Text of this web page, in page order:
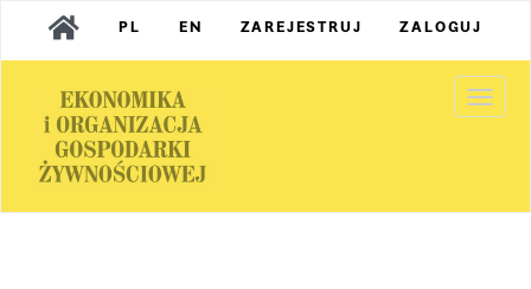
Main
Navigation
Content
Sidebar
PL EN ZAREJESTRUJ ZALOGUJ